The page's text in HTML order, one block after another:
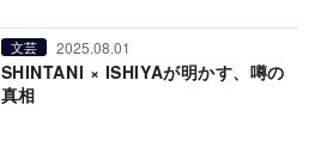
文芸 2025.08.01
SHINTANI × ISHIYAが明かす、噂の
真相